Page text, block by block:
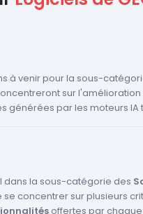
à venir pour la sous-
sur
générées par les moteurs IA
De plus, l'optimisation
Les plateformes detracking
pour offrir des
de promptsplus
dans la sous-catégorie des
se concentrer sur plusieurs
offertes par chaque